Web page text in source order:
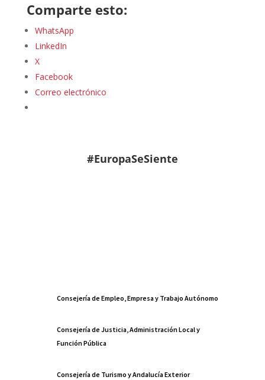
Comparte esto:
WhatsApp
LinkedIn
X
Facebook
Correo electrónico
#EuropaSeSiente
Consejería de Empleo, Empresa y Trabajo Autónomo
Consejería de Justicia, Administración Local y
Función Pública
Consejería de Turismo y Andalucía Exterior